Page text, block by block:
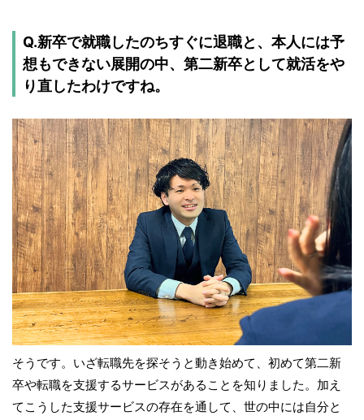
Q.新卒で就職したのちすぐに退職と、本人には予
想もできない展開の中、第二新卒として就活をや
り直したわけですね。
そうです。いざ転職先を探そうと動き始めて、初めて第二新
卒や転職を支援するサービスがあることを知りました。加え
てこうした支援サービスの存在を通して、世の中には自分と